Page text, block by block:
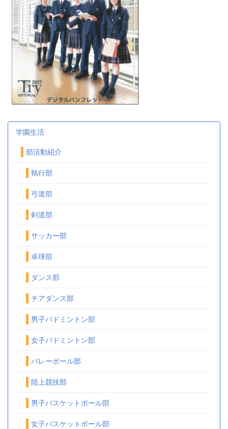
学園生活
部活動紹介
執行部
弓道部
剣道部
サッカー部
卓球部
ダンス部
チアダンス部
男子バドミントン部
女子バドミントン部
バレーボール部
陸上競技部
男子バスケットボール部
女子バスケットボール部